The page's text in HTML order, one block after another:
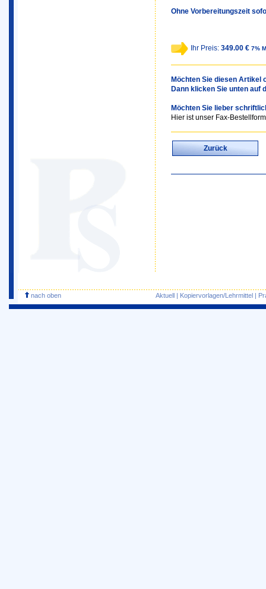
Ohne Vorbereitungszeit
Ihr Preis: 349.00 € 7%
Möchten Sie diesen Artikel
Dann klicken Sie unten auf
Möchten Sie lieber
Hier ist unser Fax-
Zurück
nach oben Aktuell | Kopiervorlagen/Lehrmittel |